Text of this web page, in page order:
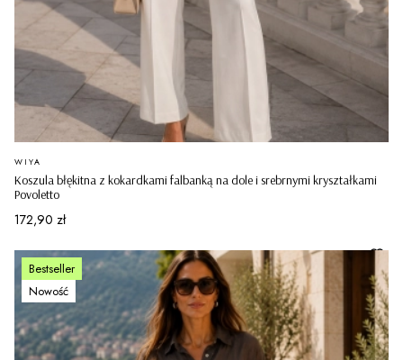
Koszula błękitna z kokardkami falbanką na dole i srebrnymi kryształkami
Povoletto
PRODUCENT
WIYA
Cena
172,90 zł
Bestseller
Nowość